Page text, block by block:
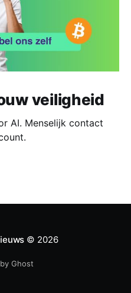
veiligheid
AI. Menselijk contact
© 2026
Ghost